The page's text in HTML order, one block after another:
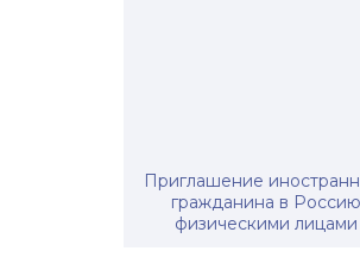
Приглашение
гражданина в Россию
физическими лицами